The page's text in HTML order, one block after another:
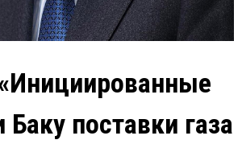
поставки газа